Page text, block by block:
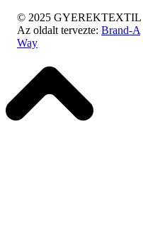
© 2025 GYEREKTEXTIL
Az oldalt tervezte: Brand-A
Way